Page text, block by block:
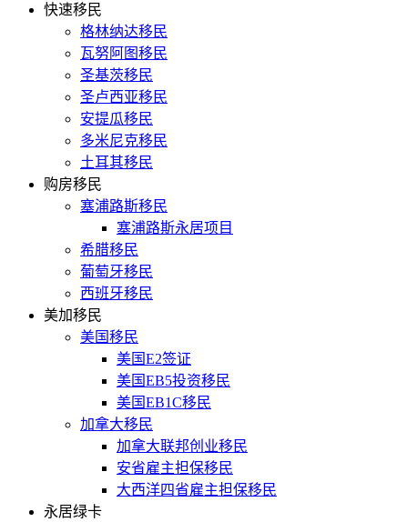
快速移民
格林纳达移民
瓦努阿图移民
圣基茨移民
圣卢西亚移民
安提瓜移民
多米尼克移民
土耳其移民
购房移民
塞浦路斯移民
塞浦路斯永居项目
希腊移民
葡萄牙移民
西班牙移民
美加移民
美国移民
美国E2签证
美国EB5投资移民
美国EB1C移民
加拿大移民
加拿大联邦创业移民
安省雇主担保移民
大西洋四省雇主担保移民
永居绿卡